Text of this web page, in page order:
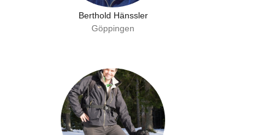
Berthold Hänssler
Göppingen